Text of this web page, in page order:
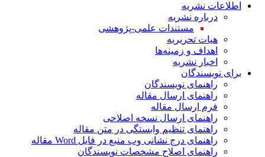
اطلاعات نشریه
درباره نشریه
مستندات علمی-پژوهشی
هیات تحریریه
اهداف و زمینه‌ها
اخبار نشریه
برای نویسندگان
راهنمای نویسندگان
راهنمای ارسال مقاله
فرم ارسال مقاله
راهنمای ارسال نسخه اصلاحی
راهنمای تنظیم وابستگی در متن مقاله
راهنمای درج نشانی وب منبع در فایل Word مقاله
راهنمای اصلاح مشخصات نویسندگان